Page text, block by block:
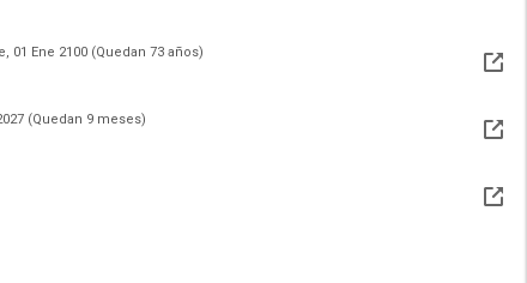
01 Ene 2100 (Quedan 73 años)
(Quedan 9 meses)